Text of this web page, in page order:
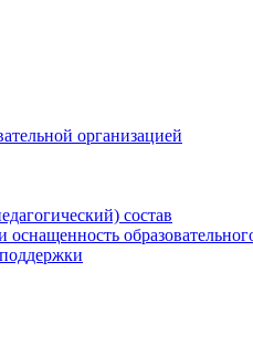
организацией
состав